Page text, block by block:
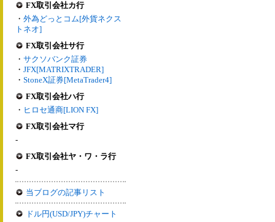
FX取引会社カ行
・ 外為どっとコム[外貨ネクス
トネオ]
FX取引会社サ行
・ サクソバンク証券
・ JFX[MATRIXTRADER]
・ StoneX証券[MetaTrader4]
FX取引会社ハ行
・ ヒロセ通商[LION FX]
FX取引会社マ行
-
FX取引会社ヤ・ワ・ラ行
-
当ブログの記事リスト
ドル円(USD/JPY)チャート